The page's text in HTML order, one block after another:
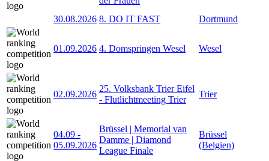
30.08.2026 8. DO IT FAST Dortmund
01.09.2026 4. Domspringen Wesel Wesel
02.09.2026
25. Volksbank Trier Eifel
- Flutlichtmeeting Trier
Trier
04.09 -
05.09.2026
Brüssel | Memorial van
Damme | Diamond
League Finale
Brüssel
(Belgien)